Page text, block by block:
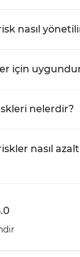
nasıl
için
nelerdir?
nasıl